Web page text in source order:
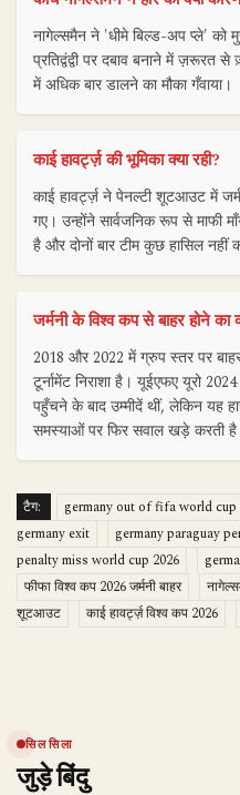
नागेल्समैन ने 'धीमे बिल्ड-अप प्ले' को
प्रतिद्वंद्वी पर दबाव बनाने में ज़रूरत
में अधिक बार डालने का मौका गँवाया।
काई हावर्ट्ज़ की भूमिका क्या रही?
काई हावर्ट्ज़ ने पेनल्टी शूटआउट में
गए। उन्होंने सार्वजनिक रूप से माफी
है और दोनों बार टीम कुछ हासिल नहीं
जर्मनी के विश्व कप से बाहर होने का
2018 और 2022 में ग्रुप स्तर पर
टूर्नामेंट निराशा है। यूईएफए यूरो
पहुँचने के बाद उम्मीदें थीं, लेकिन यह
समस्याओं पर फिर सवाल खड़े करती
टैग: germany out of fifa world cup
germany exit
germany paraguay
penalty miss world cup 2026
फीफा विश्व कप 2026 जर्मनी बाहर
शूटआउट
काई हावर्ट्ज़ विश्व कप 2026
सिलसिला
जुड़े बिंदु